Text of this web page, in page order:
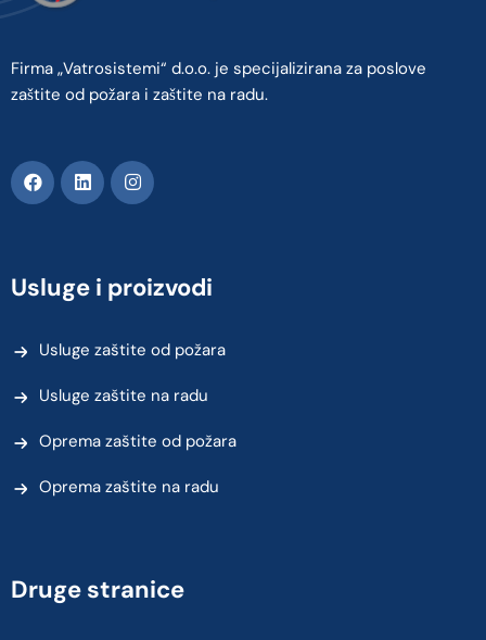
Firma „Vatrosistemi“ d.o.o. je specijalizirana za poslove
zaštite od požara i zaštite na radu.
Usluge i proizvodi
Usluge zaštite od požara
Usluge zaštite na radu
Oprema zaštite od požara
Oprema zaštite na radu
Druge stranice